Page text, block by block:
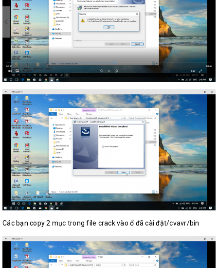
Các bạn copy 2 mục trong file crack vào ổ đã cài đặt/cvavr/bin